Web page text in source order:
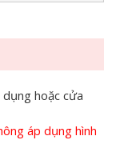
hoặc cửa
áp dụng hình